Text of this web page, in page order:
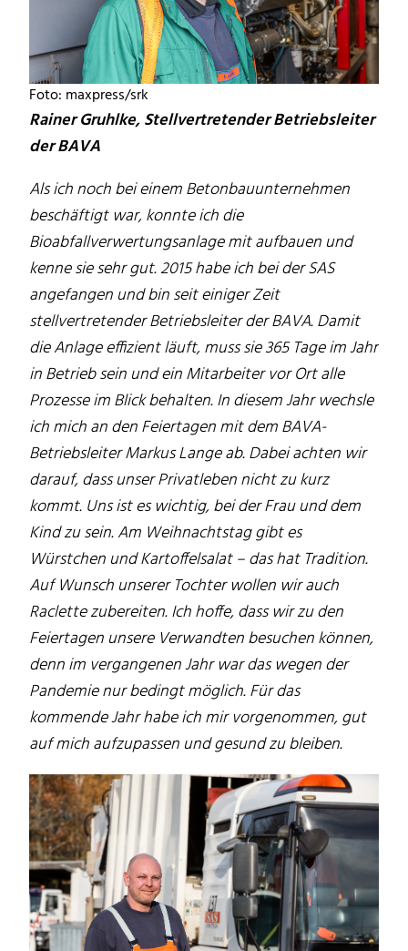
Foto: maxpress/srk
Rainer Gruhlke, Stellvertretender Betriebsleiter
der BAVA
Als ich noch bei einem Betonbauunternehmen
beschäftigt war, konnte ich die
Bioabfallverwertungsanlage mit aufbauen und
kenne sie sehr gut. 2015 habe ich bei der SAS
angefangen und bin seit einiger Zeit
stellvertretender Betriebsleiter der BAVA. Damit
die Anlage effizient läuft, muss sie 365 Tage im Jahr
in Betrieb sein und ein Mitarbeiter vor Ort alle
Prozesse im Blick behalten. In diesem Jahr wechsle
ich mich an den Feiertagen mit dem BAVA-
Betriebsleiter Markus Lange ab. Dabei achten wir
darauf, dass unser Privatleben nicht zu kurz
kommt. Uns ist es wichtig, bei der Frau und dem
Kind zu sein. Am Weihnachtstag gibt es
Würstchen und Kartoffelsalat – das hat Tradition.
Auf Wunsch unserer Tochter wollen wir auch
Raclette zubereiten. Ich hoffe, dass wir zu den
Feiertagen unsere Verwandten besuchen können,
denn im vergangenen Jahr war das wegen der
Pandemie nur bedingt möglich. Für das
kommende Jahr habe ich mir vorgenommen, gut
auf mich aufzupassen und gesund zu bleiben.